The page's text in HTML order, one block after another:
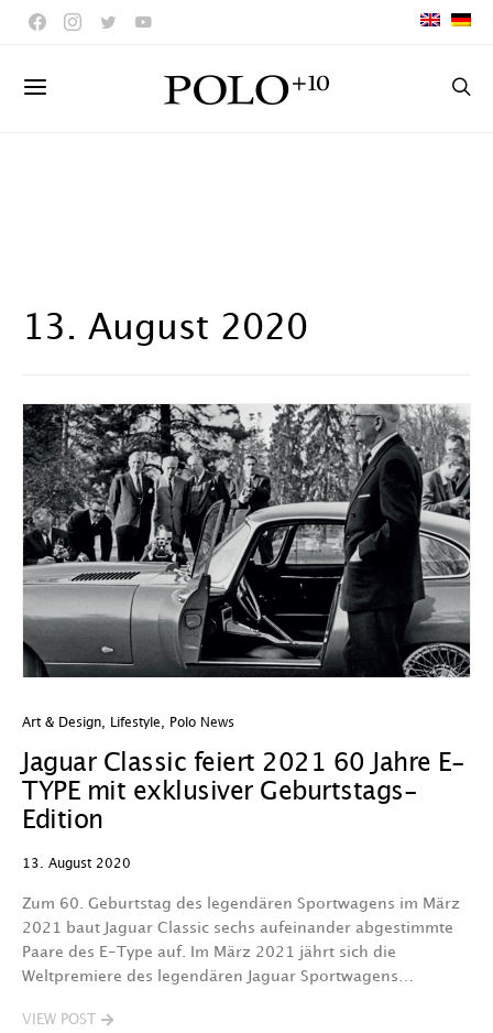
13. August 2020
Art & Design Lifestyle Polo News
Jaguar Classic feiert 2021 60 Jahre E-
TYPE mit exklusiver Geburtstags-
Edition
13. August 2020
Zum 60. Geburtstag des legendären Sportwagens im März
2021 baut Jaguar Classic sechs aufeinander abgestimmte
Paare des E-Type auf. Im März 2021 jährt sich die
Weltpremiere des legendären Jaguar Sportwagens…
VIEW POST